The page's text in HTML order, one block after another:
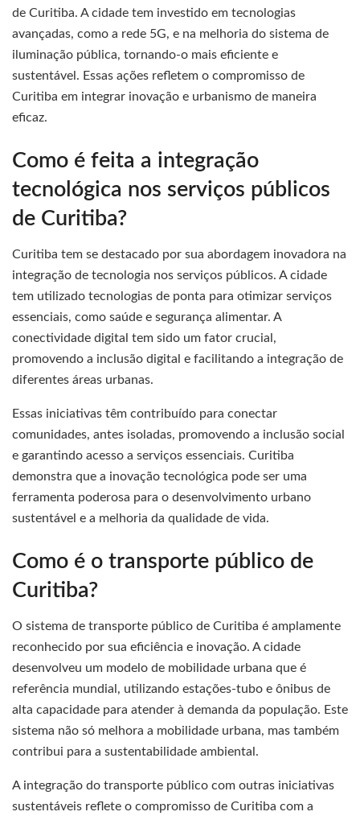
de Curitiba. A cidade tem investido em tecnologias
avançadas, como a rede 5G, e na melhoria do sistema de
iluminação pública, tornando-o mais eficiente e
sustentável. Essas ações refletem o compromisso de
Curitiba em integrar inovação e urbanismo de maneira
eficaz.
Como é feita a integração
tecnológica nos serviços públicos
de Curitiba?
Curitiba tem se destacado por sua abordagem inovadora na
integração de tecnologia nos serviços públicos. A cidade
tem utilizado tecnologias de ponta para otimizar serviços
essenciais, como saúde e segurança alimentar. A
conectividade digital tem sido um fator crucial,
promovendo a inclusão digital e facilitando a integração de
diferentes áreas urbanas.
Essas iniciativas têm contribuído para conectar
comunidades, antes isoladas, promovendo a inclusão social
e garantindo acesso a serviços essenciais. Curitiba
demonstra que a inovação tecnológica pode ser uma
ferramenta poderosa para o desenvolvimento urbano
sustentável e a melhoria da qualidade de vida.
Como é o transporte público de
Curitiba?
O sistema de transporte público de Curitiba é amplamente
reconhecido por sua eficiência e inovação. A cidade
desenvolveu um modelo de mobilidade urbana que é
referência mundial, utilizando estações-tubo e ônibus de
alta capacidade para atender à demanda da população. Este
sistema não só melhora a mobilidade urbana, mas também
contribui para a sustentabilidade ambiental.
A integração do transporte público com outras iniciativas
sustentáveis reflete o compromisso de Curitiba com a